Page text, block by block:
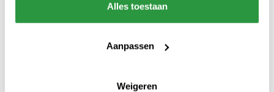
Alles toestaan
Aanpassen
Weigeren
Met deze nieuwe adaptieve collectie zet
modewereld waarin iedereen kleding kan
functioneel is, maar ook stijlvol en betaalbaar.